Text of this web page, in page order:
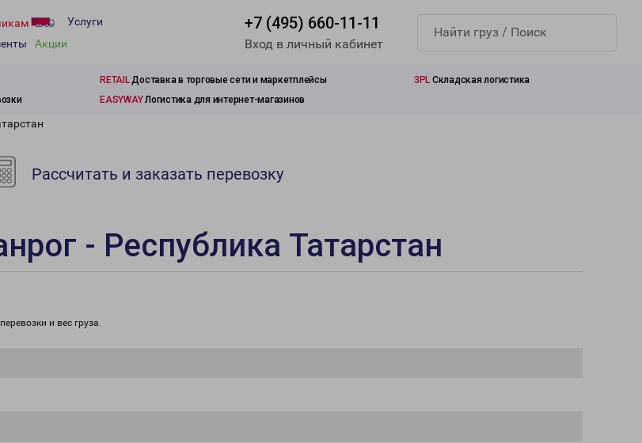
Услуги
Акции
+7 (495) 660-11-11
Вход в личный кабинет
RETAILДоставка в торговые сети и маркетплейсы 3PL Складская логистика
EASYWAYЛогистика для интернет-магазинов
Рассчитать и заказать перевозку
- Республика Татарстан
и вес груза.